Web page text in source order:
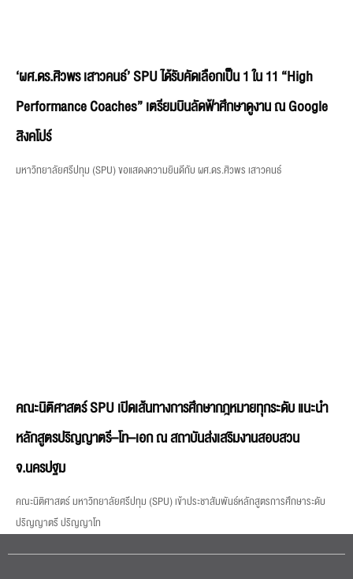
‘ผศ.ดร.ศิวพร เสาวคนธ์’ SPU ได้รับคัดเลือกเป็น 1 ใน 11 “High
Performance Coaches” เตรียมบินลัดฟ้าศึกษาดูงาน ณ Google
สิงคโปร์
มหาวิทยาลัยศรีปทุม (SPU) ขอแสดงความยินดีกับ ผศ.ดร.ศิวพร เสาวคนธ์
คณะนิติศาสตร์ SPU เปิดเส้นทางการศึกษากฎหมายทุกระดับ แนะนำ
หลักสูตรปริญญาตรี–โท–เอก ณ สถาบันส่งเสริมงานสอบสวน
จ.นครปฐม
คณะนิติศาสตร์ มหาวิทยาลัยศรีปทุม (SPU) เข้าประชาสัมพันธ์หลักสูตรการศึกษาระดับ
ปริญญาตรี ปริญญาโท